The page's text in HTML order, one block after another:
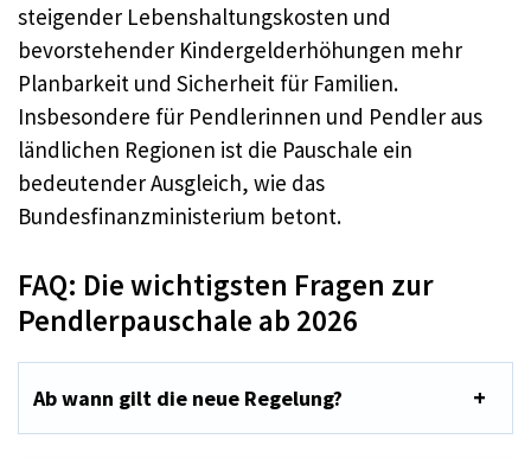
steigender Lebenshaltungskosten und
bevorstehender Kindergelderhöhungen mehr
Planbarkeit und Sicherheit für Familien.
Insbesondere für Pendlerinnen und Pendler aus
ländlichen Regionen ist die Pauschale ein
bedeutender Ausgleich, wie das
Bundesfinanzministerium betont.​
FAQ: Die wichtigsten Fragen zur
Pendlerpauschale ab 2026
Ab wann gilt die neue Regelung?